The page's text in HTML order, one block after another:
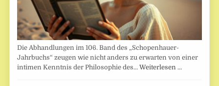
Die Abhandlungen im 106. Band des „Schopenhauer-
Jahrbuchs“ zeugen wie nicht anders zu erwarten von einer
intimen Kenntnis der Philosophie des…Weiterlesen …